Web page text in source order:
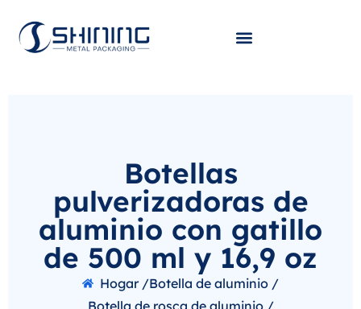
Botellas
pulverizadoras de
aluminio con gatillo
de 500 ml y 16,9 oz
Hogar /Botella de aluminio /
Botella de rosca de aluminio /